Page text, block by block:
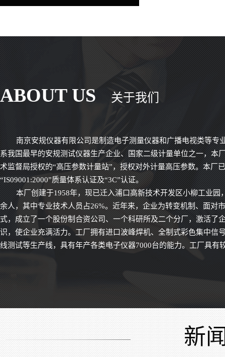
3C检查必备耐
ABOUT US 关于我们
南京安规仪器有限公司是制造电子测量仪器和广播电视类等专
系我国最早的安规测试仪器生产企业、国家二级计量单位之一，本
术监督局授权的“高压参数计量站”，授权对外计量高压参数。本厂
“IS09001:2000”质量体系认证及“3C”认证。
本厂创建于1958年，现已迁入浦口高新技术开发区小柳工业园
余人，其中专业技术人员占26%。近年来，企业为转变机制、面对
式，成立了一个股份制合资公司、一个科研所及二个分厂，激活了
识，使企业充满活力。工厂拥有进口波峰焊机、全制式彩色集中信
线测试等生产线，具有年产各类电子仪器7000台的能力。工厂具有
模具设计与制造能力，可进行新产品的开发和研制。
近年来工厂力克超高压难关，生产的5-10万伏耐压测试仪，抗
造型美观，质量稳定。根据医用电气设备GB9706.1标准，研制生产
地、泄漏电流测试仪，以高可靠性受到用户的广泛好评，在全国的
的信誉和市场占有率。
“长江牌”系列安规测试仪器是通用性的测量仪器，其中高压交、
缘电阻测试仪、泄漏电流测试仪、接地电阻测试仪，广泛应用于电
研院所、国防军工、航空航天、通讯设备、电力系统、铁路车辆、
新